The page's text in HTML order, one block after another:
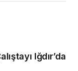
Iğdır’da